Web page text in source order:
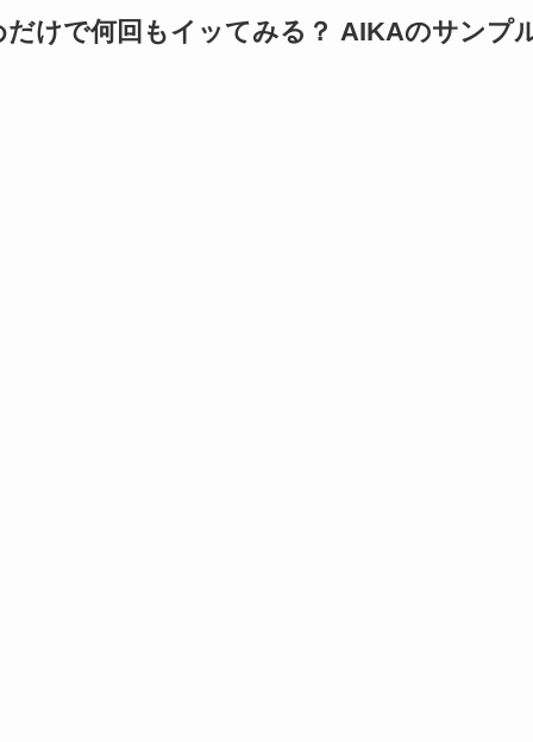
けで何回もイッてみる？ AIKAのサンプ